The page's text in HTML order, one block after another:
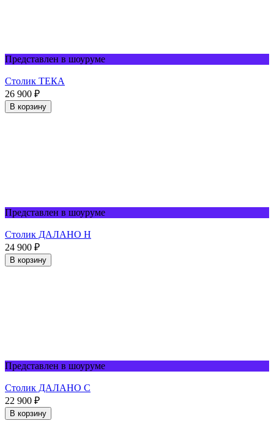
Представлен в шоуруме
Столик TЕКА
26 900 ₽
В корзину
Представлен в шоуруме
Столик ДАЛАНО Н
24 900 ₽
В корзину
Представлен в шоуруме
Столик ДАЛАНО С
22 900 ₽
В корзину